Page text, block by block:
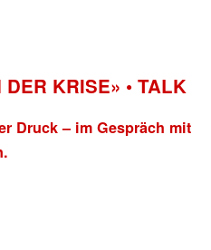
KRISE» • TALK
Druck – im Gespräch mit